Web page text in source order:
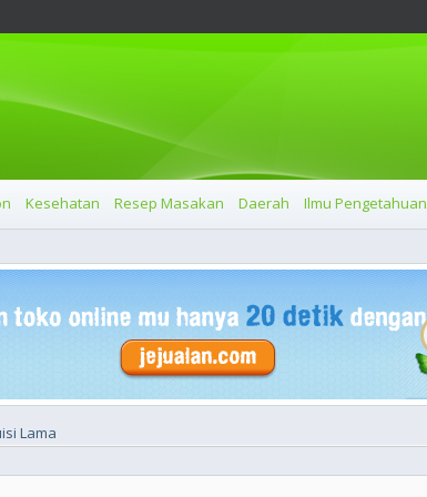
Kesehatan Resep Masakan Daerah Ilmu Pengetahuan
Lama